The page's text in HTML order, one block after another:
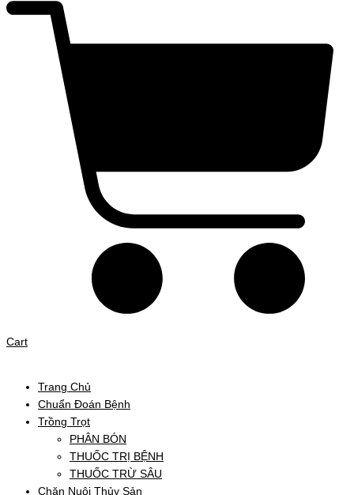
Cart
Trang Chủ
Chuẩn Đoán Bệnh
Trồng Trọt
PHÂN BÓN
THUỐC TRỊ BỆNH
THUỐC TRỪ SÂU
Chăn Nuôi Thủy Sản